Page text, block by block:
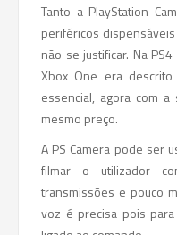
Tanto a PlayStation
periféricos
não se justificar. Na
Xbox One era
essencial, agora com
mesmo preço.
A PS Camera pode ser
filmar o utilizador
transmissões e pouco
voz é precisa pois